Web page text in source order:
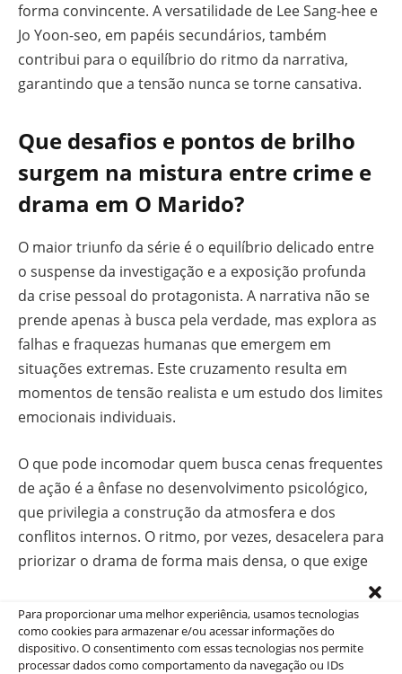
Para proporcionar uma melhor experiência, usamos tecnologias
como cookies para armazenar e/ou acessar informações do
dispositivo. O consentimento com essas tecnologias nos permite
processar dados como comportamento da navegação ou IDs
forma convincente. A versatilidade de Lee Sang-hee e
Jo Yoon-seo, em papéis secundários, também
contribui para o equilíbrio do ritmo da narrativa,
garantindo que a tensão nunca se torne cansativa.
Que desafios e pontos de brilho
surgem na mistura entre crime e
drama em O Marido?
O maior triunfo da série é o equilíbrio delicado entre
o suspense da investigação e a exposição profunda
da crise pessoal do protagonista. A narrativa não se
prende apenas à busca pela verdade, mas explora as
falhas e fraquezas humanas que emergem em
situações extremas. Este cruzamento resulta em
momentos de tensão realista e um estudo dos limites
emocionais individuais.
O que pode incomodar quem busca cenas frequentes
de ação é a ênfase no desenvolvimento psicológico,
que privilegia a construção da atmosfera e dos
conflitos internos. O ritmo, por vezes, desacelera para
priorizar o drama de forma mais densa, o que exige
sustentam o mistério.
Quando a suspeita recai sobre quem deveria